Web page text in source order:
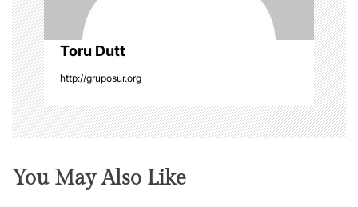
i
o
n
Toru Dutt
http://gruposur.org
You May Also Like